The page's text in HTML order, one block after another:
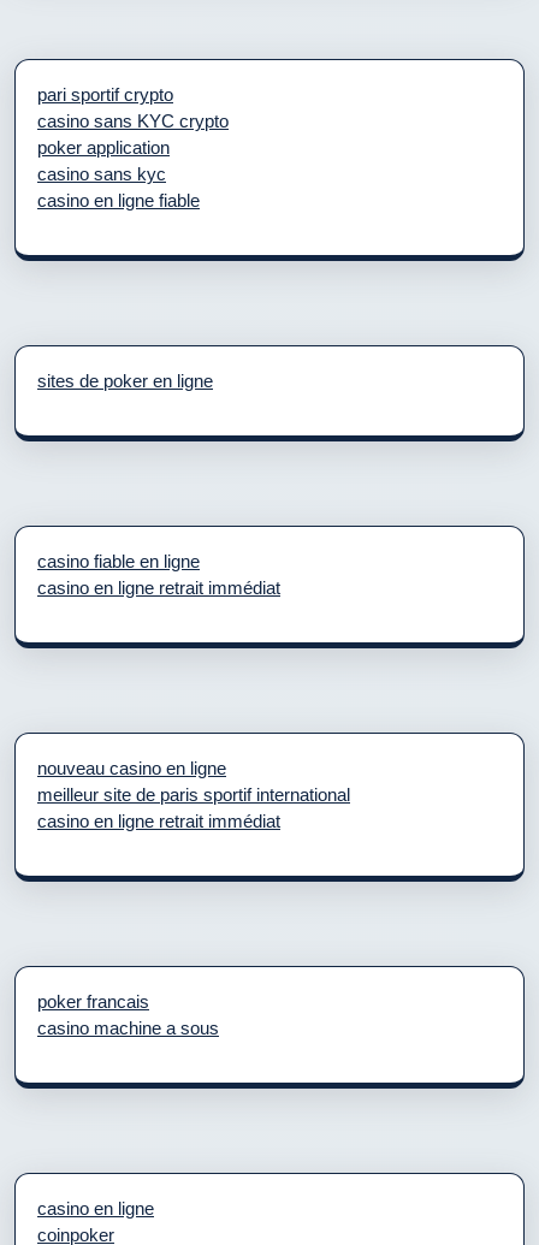
pari sportif crypto
casino sans KYC crypto
poker application
casino sans kyc
casino en ligne fiable
sites de poker en ligne
casino fiable en ligne
casino en ligne retrait immédiat
nouveau casino en ligne
meilleur site de paris sportif international
casino en ligne retrait immédiat
poker francais
casino machine a sous
casino en ligne
coinpoker